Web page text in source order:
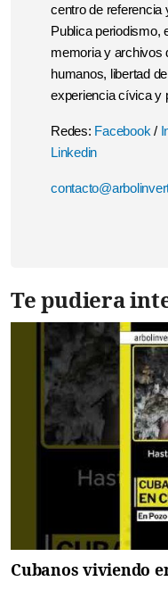
centro de referencia
Publica periodismo,
memoria y archivos
humanos, libertad
experiencia cívica y
Redes: Facebook /
Linkedin
Te pudiera
Cubanos viviendo